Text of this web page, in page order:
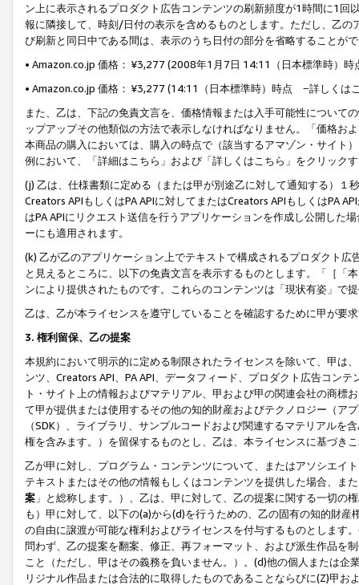
ン上に表示されるプロダクト広告コンテンツの刷新頻度が1時間に1
報に隣接して、時刻/日付の表示を含めるものとします。ただし、乙
び刷新と同日中である間は、表示のうち日付の部分を省略することが
• Amazon.co.jp 価格： ¥3,277 (2008年1月7日 14:11（日本標準時）
• Amazon.co.jp 価格： ¥3,277 (14:11（日本標準時）時点 −詳しくは
また、乙は、下記の免責文言を、価格情報または入手可能性について
ップアップその他類似の方法で表示しなければなりません。「価格
本商品の購入においては、購入の時点で（該当するアマゾン・サイト
例において、「詳細はこちら」および「詳しくはこちら」をクリック
(j) 乙は、仕様書類に定める（または甲が別途乙に対して通知する）
Creators APIもしくはPA APIに対してまたはCreators APIもしくはPA
はPA APIにリクエスト送信を行うアプリケーションを作成し公開した
ーにも適用されます。
(k) 乙が乙のアプリケーション上でテキストで構成されるプロダクト
と見えるところに、以下の免責文言を表示するものとします。「［「
ンにより提供されたものです。これらのコンテンツは「現状有姿」で
乙は、乙が本ライセンスを遵守していることを確認するために甲が要
3. 権利留保、乙の提案
本規約において明示的に定める制限されたライセンスを除いて、甲は
ンツ、Creators API、PA API、データフィード、プロダクト広告コン
ト・サイト上の情報およびマテリアル、甲および甲の関連会社の商
て甲が提供または使用するその他の知的財産およびテクノロジー（ア
（SDK）、ライブラリ、サンプルコードおよび関連するマテリアル
権を含みます。）を留保するものとし、乙は、本ライセンスに基づき
乙が甲に対し、プログラム・コンテンツについて、またはアソシエイ
テキストまたはその他の情報もしくはコンテンツを提供した場合、ま
案 」と総称します。）、乙は、甲に対して、乙の提案に関する一切
も）甲に対して、以下の(a)から(d)を行うための、乙の固有の知的財
の自由に譲渡が可能な権利およびライセンスを付与するものとします
問わず、乙の提案を翻案、修正、再フォーマット、および派生作品を
こと（ただし、甲はその義務を負いません。）。(d)他の個人または
リジナル作品または合法的に取得したものであることならびに(Z)甲